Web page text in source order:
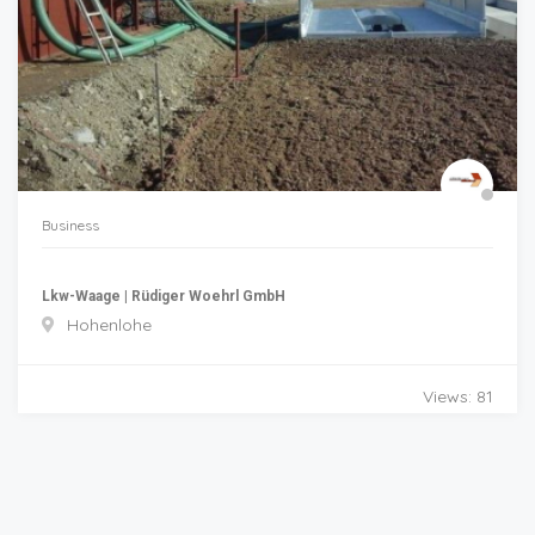
Business
Lkw-Waage | Rüdiger Woehrl GmbH
Hohenlohe
Views: 81